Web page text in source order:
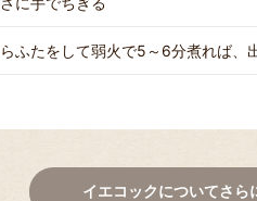
ふたをして弱火で5～6分煮れば、
イエコックについてさら